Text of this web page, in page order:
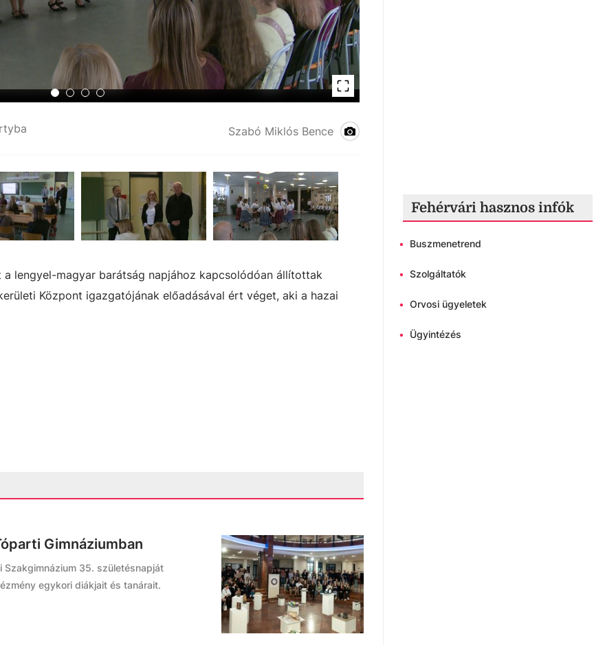
Szabó Miklós Bence
lengyel-magyar barátság napjához kapcsolódóan állítottak
Központ igazgatójának előadásával ért véget, aki a hazai
Gimnáziumban
Szakgimnázium 35. születésnapját
egykori diákjait és tanárait.
Fehérvári hasznos infók
• Buszmenetrend
• Szolgáltatók
• Orvosi ügyeletek
• Ügyintézés